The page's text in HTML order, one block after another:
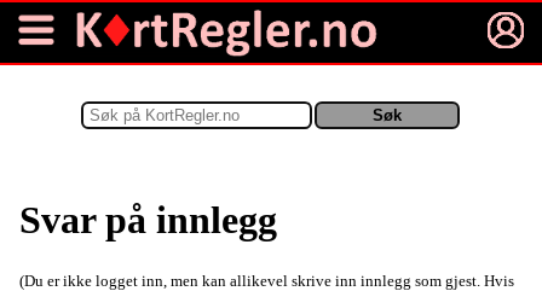
Svar på innlegg
(Du er ikke logget inn, men kan allikevel skrive inn innlegg som gjest. Hvis